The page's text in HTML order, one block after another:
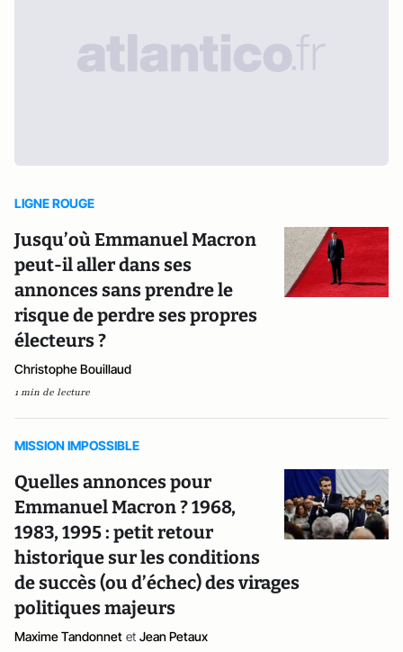
LIGNE ROUGE
Jusqu’où Emmanuel Macron
peut-il aller dans ses
annonces sans prendre le
risque de perdre ses propres
électeurs ?
Christophe Bouillaud
1 min de lecture
MISSION IMPOSSIBLE
Quelles annonces pour
Emmanuel Macron ? 1968,
1983, 1995 : petit retour
historique sur les conditions
de succès (ou d’échec) des virages
politiques majeurs
Maxime Tandonnet et Jean Petaux